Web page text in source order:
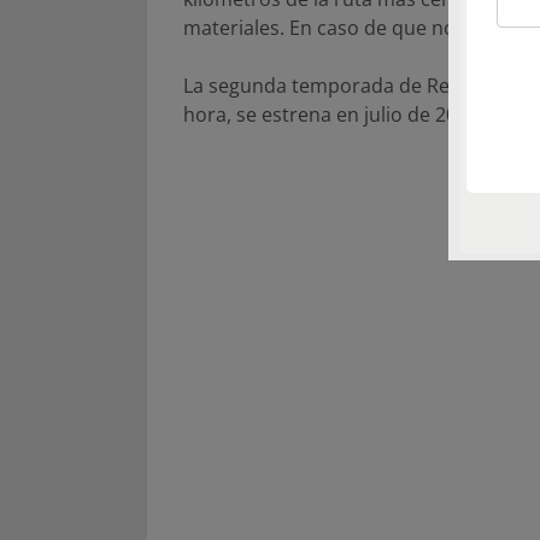
materiales. En caso de que no
La segunda temporada de Refugios
hora, se estrena en julio de 2015.